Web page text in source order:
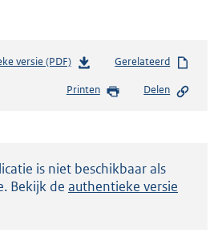
versie (PDF)b
s
d
g
Gerelateerd
Printen Delen
is niet beschikbaar als
Bekijk de authentieke versie